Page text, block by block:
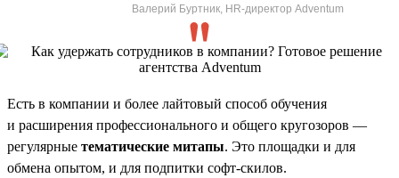
Валерий Буртник, HR-директор Adventum
Есть в компании и более лайтовый способ обучения
и расширения профессионального и общего кругозоров —
регулярные тематические митапы. Это площадки и для
обмена опытом, и для подпитки софт-скилов.